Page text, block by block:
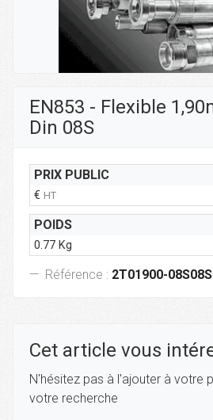
EN853 - Flexible
Din 08S
PRIX PUBLIC
€ HT
POIDS
0.77 Kg
Référence : 2T01900-08S08S
Cet article vous
N'hésitez pas à l'ajouter à votre
votre recherche